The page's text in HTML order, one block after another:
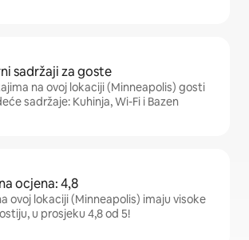
sadržaji za goste
na ovoj lokaciji (Minneapolis) gosti
sadržaje: Kuhinja, Wi-Fi i Bazen
ocjena: 4,8
ovoj lokaciji (Minneapolis) imaju visoke
u prosjeku 4,8 od 5!